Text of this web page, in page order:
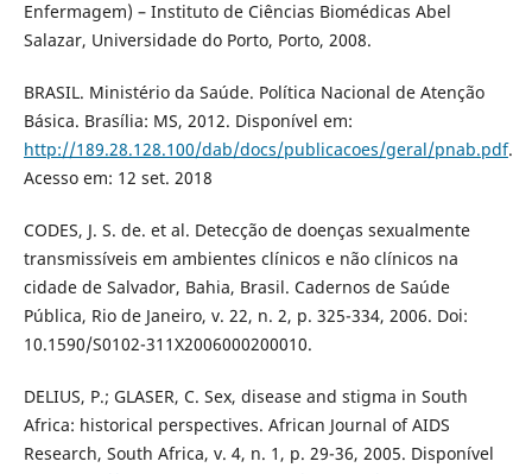
Enfermagem) – Instituto de Ciências Biomédicas Abel
Salazar, Universidade do Porto, Porto, 2008.
BRASIL. Ministério da Saúde. Política Nacional de Atenção
Básica. Brasília: MS, 2012. Disponível em:
http://189.28.128.100/dab/docs/publicacoes/geral/pnab.pdf.
Acesso em: 12 set. 2018
CODES, J. S. de. et al. Detecção de doenças sexualmente
transmissíveis em ambientes clínicos e não clínicos na
cidade de Salvador, Bahia, Brasil. Cadernos de Saúde
Pública, Rio de Janeiro, v. 22, n. 2, p. 325-334, 2006. Doi:
10.1590/S0102-311X2006000200010.
DELIUS, P.; GLASER, C. Sex, disease and stigma in South
Africa: historical perspectives. African Journal of AIDS
Research, South Africa, v. 4, n. 1, p. 29-36, 2005. Disponível